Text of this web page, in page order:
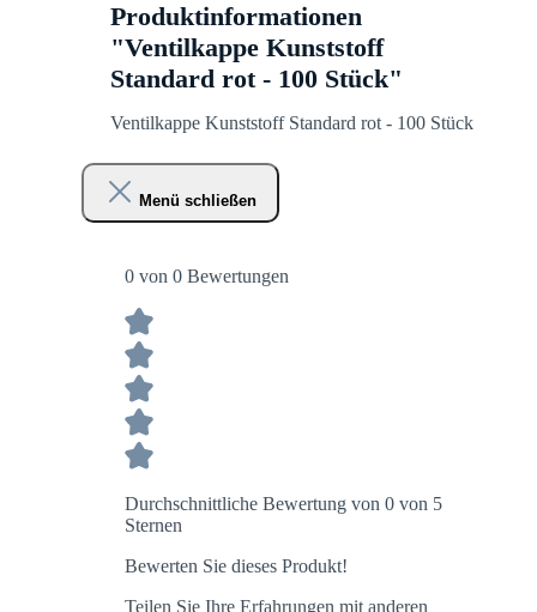
Produktinformationen
"Ventilkappe Kunststoff
Standard rot - 100 Stück"
Ventilkappe Kunststoff Standard rot - 100 Stück
Menü schließen
0 von 0 Bewertungen
Durchschnittliche Bewertung von 0 von 5
Sternen
Bewerten Sie dieses Produkt!
Teilen Sie Ihre Erfahrungen mit anderen